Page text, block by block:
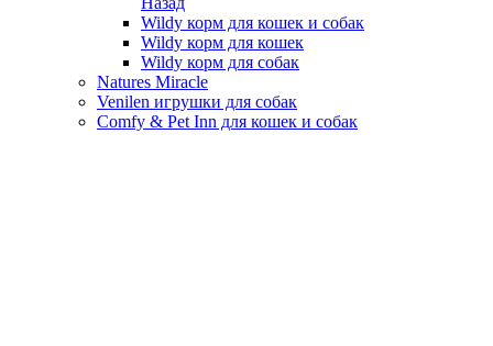
Wildy корм для кошек и собак
Wildy корм для кошек
Wildy корм для собак
Natures Miracle
Venilen игрушки для собак
Comfy & Pet Inn для кошек и собак